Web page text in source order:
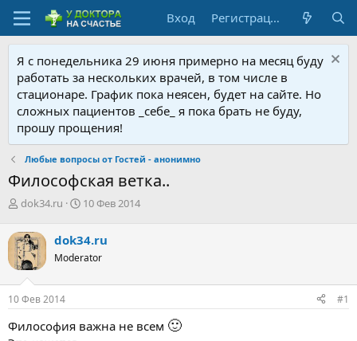
Вход Регистрация
Я с понедельника 29 июня примерно на месяц буду
работать за нескольких врачей, в том числе в
стационаре. График пока неясен, будет на сайте. Но
сложных пациентов _себе_ я пока брать не буду,
прошу прощения!
Любые вопросы от Гостей - анонимно
Философская ветка..
А
т
о
р
т
е
м
dok34.ru
Д
а
н
ч
а
10 Фев 2014
dok34.ru
Moderator
10 Фев 2014 #1
Философия важна не всем 🙂